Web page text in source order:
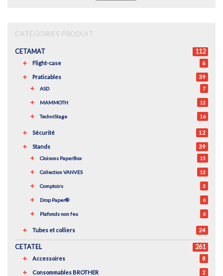
CATÉGORIES PRODUIT
CETAMAT 112
Flight-case 6
Praticables 39
ASD 7
MAMMOTH 12
TechniStage 16
Sécurité 12
Stands 39
Cloisons PaperBox 15
Collection VANVES 12
Comptoirs 3
Drop Paper® 6
Plafonds non feu 6
Tubes et colliers 24
CETATEL 261
Accessoires 8
Consommables BROTHER 2